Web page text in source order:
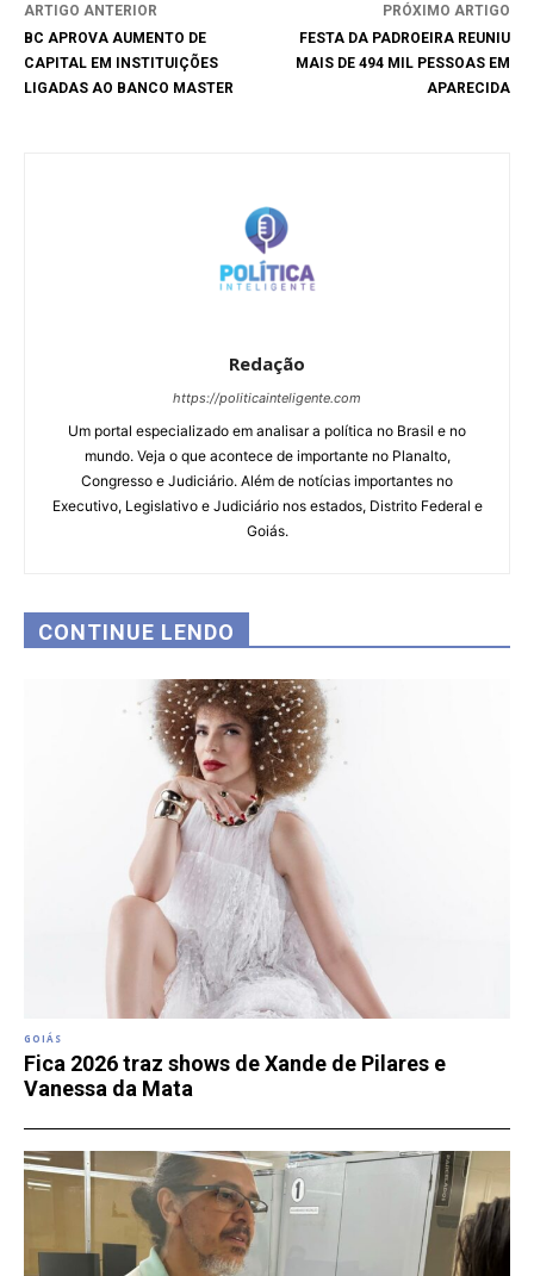
ARTIGO ANTERIOR
BC APROVA AUMENTO DE
CAPITAL EM INSTITUIÇÕES
LIGADAS AO BANCO MASTER
PRÓXIMO ARTIGO
FESTA DA PADROEIRA REUNIU
MAIS DE 494 MIL PESSOAS EM
APARECIDA
Redação
https://politicainteligente.com
Um portal especializado em analisar a política no Brasil e no
mundo. Veja o que acontece de importante no Planalto,
Congresso e Judiciário. Além de notícias importantes no
Executivo, Legislativo e Judiciário nos estados, Distrito Federal e
Goiás.
CONTINUE LENDO
GOIÁS
Fica 2026 traz shows de Xande de Pilares e
Vanessa da Mata